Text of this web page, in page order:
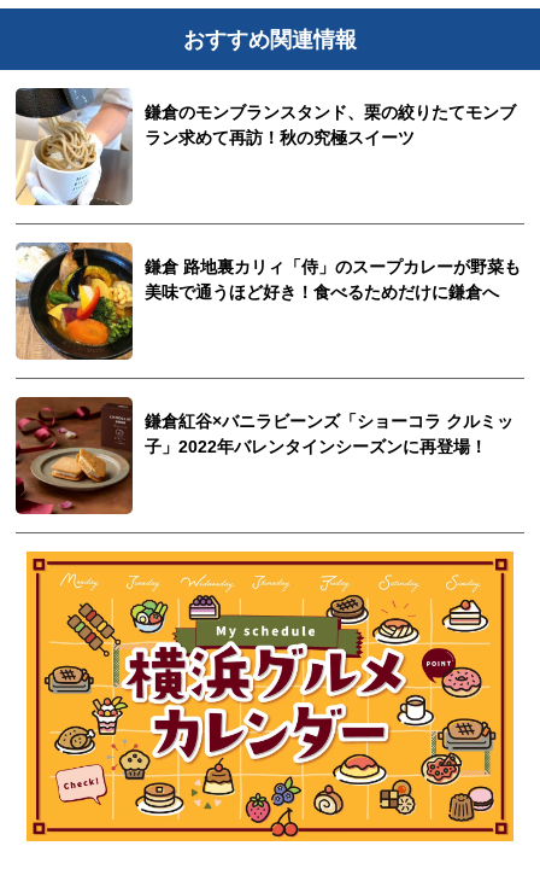
おすすめ関連情報
鎌倉のモンブランスタンド、栗の絞りたてモンブ
ラン求めて再訪！秋の究極スイーツ
鎌倉 路地裏カリィ「侍」のスープカレーが野菜も
美味で通うほど好き！食べるためだけに鎌倉へ
鎌倉紅谷×バニラビーンズ「ショーコラ クルミッ
子」2022年バレンタインシーズンに再登場！